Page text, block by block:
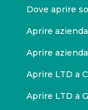
Dove aprire
Aprire
Aprire
Aprire LTD a
Aprire LTD a